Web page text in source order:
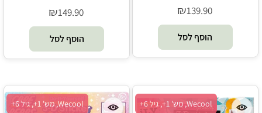
₪139.90
הוסף לסל
₪149.90
הוסף לסל
Wecool, מש' 1+, גיל 6+ Wecool, מש' 1+, גיל 6+